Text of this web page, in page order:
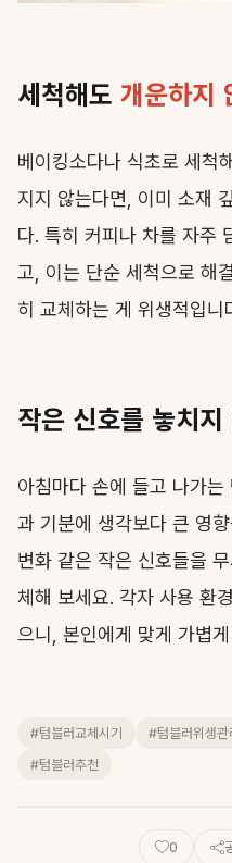
세척해도 개운하지
베이킹소다나 식초로 세척
지지 않는다면, 이미 소재
다. 특히 커피나 차를 자주
고, 이는 단순 세척으로 해
히 교체하는 게 위생적입니
작은 신호를 놓치지
아침마다 손에 들고 나가
과 기분에 생각보다 큰 영
변화 같은 작은 신호들을
체해 보세요. 각자 사용 환
으니, 본인에게 맞게 가볍
#텀블러교체시기 #텀블러위생관
#텀블러추천
0